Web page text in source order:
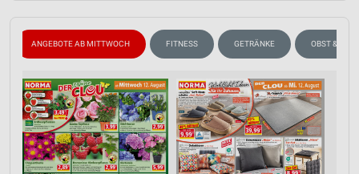
ANGEBOTE AB MITTWOCH FITNESS GETRÄNKE OBST &